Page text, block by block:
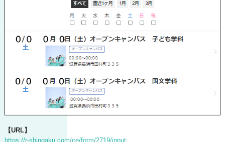
【URL】
https://r-shingaku.com/ce/form/2719/input